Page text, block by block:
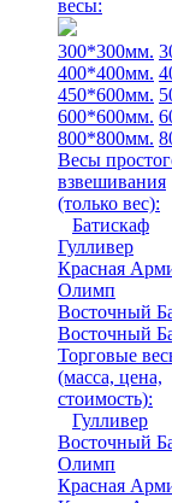
весы:
300*300мм.
400*400мм.
450*600мм.
600*600мм.
800*800мм.
Весы
взвешивания
(только вес):
Батискаф
Гулливер
Красная
Олимп
Восточный
Восточный
Торговые
(масса, цена,
стоимость):
Гулливер
Восточный
Олимп
Красная